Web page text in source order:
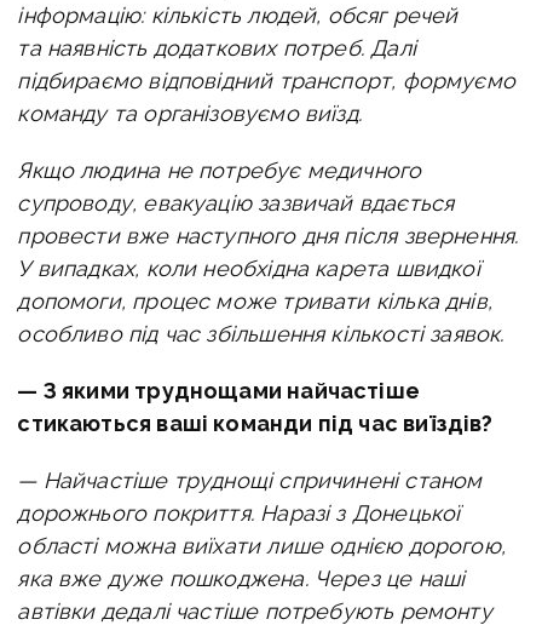
інформацію: кількість людей, обсяг речей
та наявність додаткових потреб. Далі
підбираємо відповідний транспорт, формуємо
команду та організовуємо виїзд.
Якщо людина не потребує медичного
супроводу, евакуацію зазвичай вдається
провести вже наступного дня після звернення.
У випадках, коли необхідна карета швидкої
допомоги, процес може тривати кілька днів,
особливо під час збільшення кількості заявок.
— З якими труднощами найчастіше
стикаються ваші команди під час виїздів?
— Найчастіше труднощі спричинені станом
дорожнього покриття. Наразі з Донецької
області можна виїхати лише однією дорогою,
яка вже дуже пошкоджена. Через це наші
автівки дедалі частіше потребують ремонту